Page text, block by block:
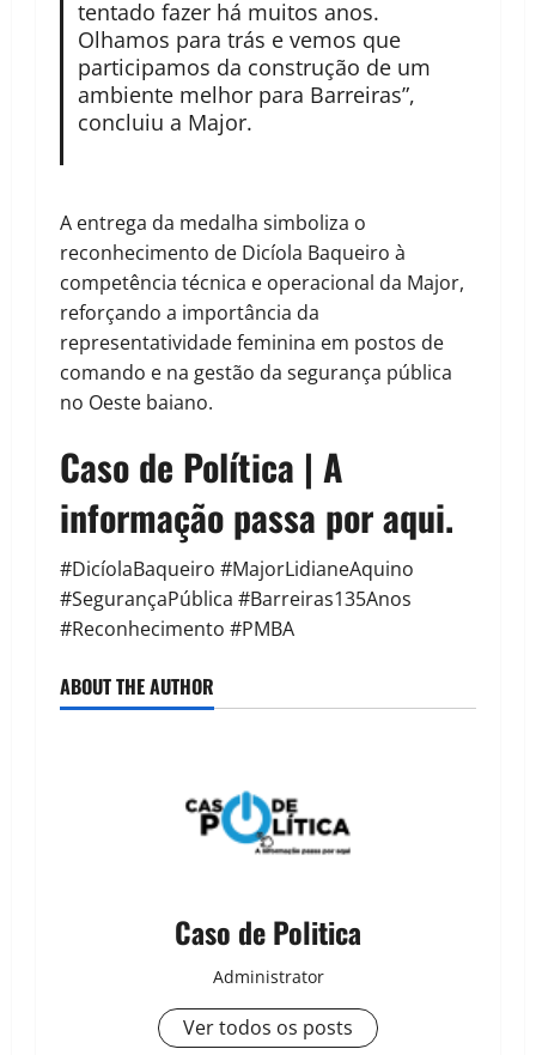
tentado fazer há muitos anos.
Olhamos para trás e vemos que
participamos da construção de um
ambiente melhor para Barreiras”,
concluiu a Major.
A entrega da medalha simboliza o
reconhecimento de Dicíola Baqueiro à
competência técnica e operacional da Major,
reforçando a importância da
representatividade feminina em postos de
comando e na gestão da segurança pública
no Oeste baiano.
Caso de Política | A
informação passa por aqui.
#DicíolaBaqueiro #MajorLidianeAquino
#SegurançaPública #Barreiras135Anos
#Reconhecimento #PMBA
ABOUT THE AUTHOR
Caso de Politica
Administrator
Ver todos os posts